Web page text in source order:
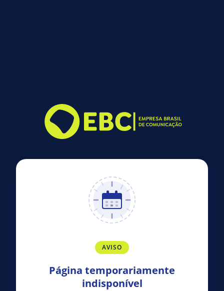
AVISO
Página temporariamente
indisponível